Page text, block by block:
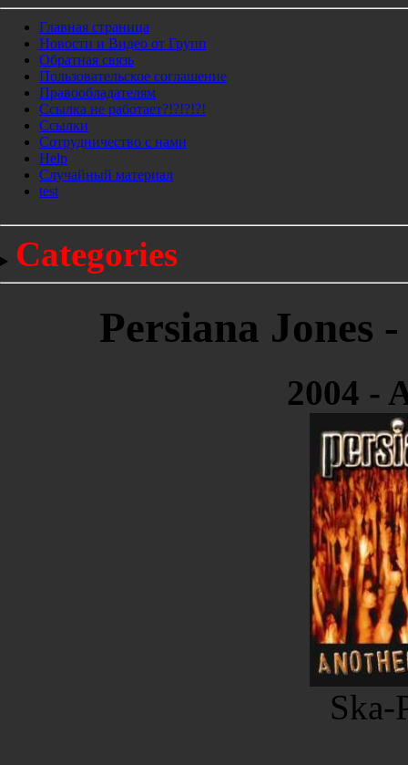
Главная страница
Новости и Видео от Групп
Обратная связь
Пользовательское соглашение
Правообладателям
Ссылка не работает?!?!?!?!
Ссылки
Сотрудничество с нами
Help
Cлучайный материал
test
Categories
Persiana Jones
2004 -